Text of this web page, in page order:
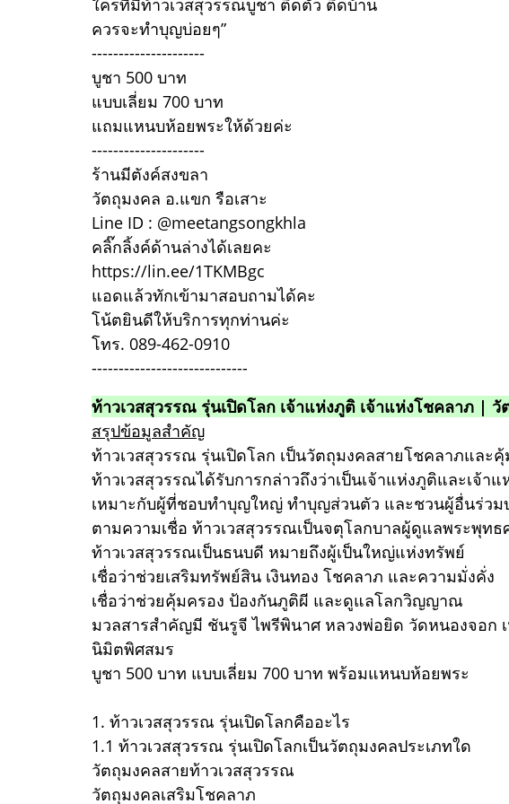
ใครที่มีท้าวเวสสุวรรณบูชา ติดตัว ติดบ้าน
ควรจะทำบุญบ่อยๆ”
---------------------
บูชา 500 บาท
แบบเลี่ยม 700 บาท
แถมแหนบห้อยพระให้ด้วยค่ะ
---------------------
ร้านมีตังค์สงขลา
วัตถุมงคล อ.แขก รือเสาะ
Line ID : @meetangsongkhla
คลิ๊กลิ้งค์ด้านล่างได้เลยคะ
https://lin.ee/1TKMBgc
แอดแล้วทักเข้ามาสอบถามได้คะ
โน้ตยินดีให้บริการทุกท่านค่ะ
โทร. 089-462-0910
-----------------------------
ท้าวเวสสุวรรณ รุ่นเปิดโลก เจ้าแห่งภูติ เจ้าแห่งโชคลาภ |
สรุปข้อมูลสำคัญ
ท้าวเวสสุวรรณ รุ่นเปิดโลก เป็นวัตถุมงคลสายโชคลาภและคุ้
ท้าวเวสสุวรรณได้รับการกล่าวถึงว่าเป็นเจ้าแห่งภูติและเจ้า
เหมาะกับผู้ที่ชอบทำบุญใหญ่ ทำบุญส่วนตัว และชวนผู้อื่นร่ว
ตามความเชื่อ ท้าวเวสสุวรรณเป็นจตุโลกบาลผู้ดูแลพระพุทธ
ท้าวเวสสุวรรณเป็นธนบดี หมายถึงผู้เป็นใหญ่แห่งทรัพย์
เชื่อว่าช่วยเสริมทรัพย์สิน เงินทอง โชคลาภ และความมั่งคั่ง
เชื่อว่าช่วยคุ้มครอง ป้องกันภูติผี และดูแลโลกวิญญาณ
มวลสารสำคัญมี ชันรูจี ไพรีพินาศ หลวงพ่อยิด วัดหนองจอก
นิมิตพิศสมร
บูชา 500 บาท แบบเลี่ยม 700 บาท พร้อมแหนบห้อยพระ
1. ท้าวเวสสุวรรณ รุ่นเปิดโลกคืออะไร
1.1 ท้าวเวสสุวรรณ รุ่นเปิดโลกเป็นวัตถุมงคลประเภทใด
วัตถุมงคลสายท้าวเวสสุวรรณ
วัตถุมงคลเสริมโชคลาภ